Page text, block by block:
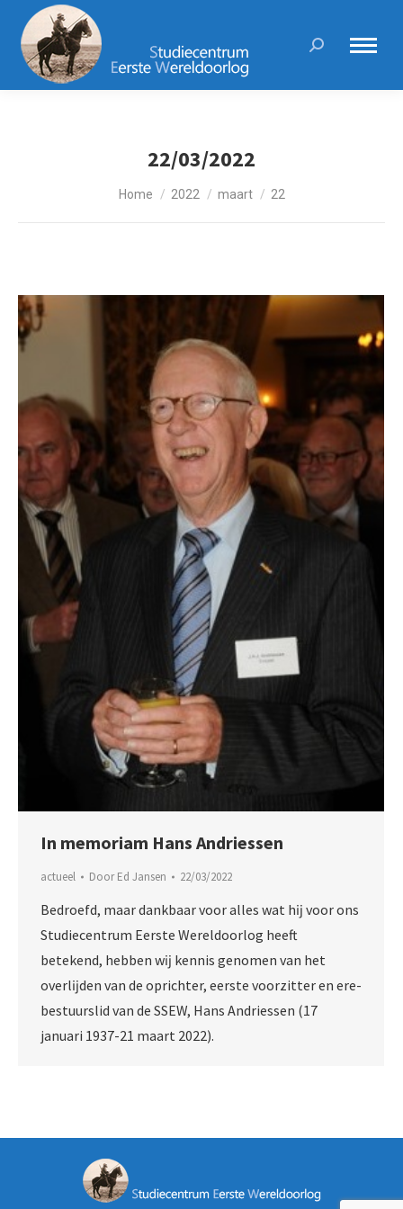
Search:
22/03/2022
Je bent hier:
Home 2022 maart 22
In memoriam Hans Andriessen
actueel DoorEd Jansen 22/03/2022
Bedroefd, maar dankbaar voor alles wat hĳ voor ons
Studiecentrum Eerste Wereldoorlog heeft
betekend, hebben wĳ kennis genomen van het
overlĳden van de oprichter, eerste voorzitter en ere-
bestuurslid van de SSEW, Hans Andriessen (17
januari 1937-21 maart 2022).